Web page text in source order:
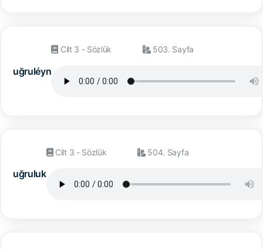
uğruléyn
Cilt 3 - Sözlük 503. Sayfa
uğruluk
Cilt 3 - Sözlük 504. Sayfa